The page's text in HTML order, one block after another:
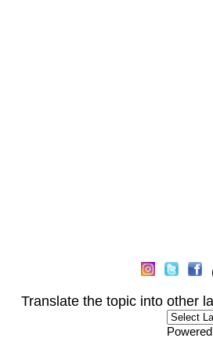
Translate the topic into other